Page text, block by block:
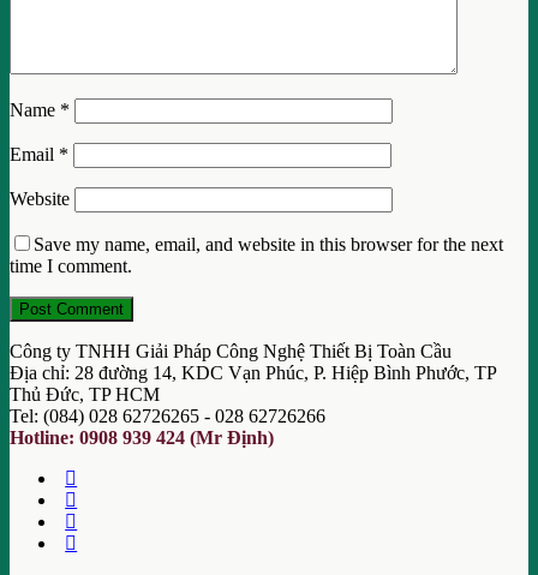
Name *
Email *
Website
Save my name, email, and website in this browser for the next
time I comment.
Công ty TNHH Giải Pháp Công Nghệ Thiết Bị Toàn Cầu
Địa chỉ: 28 đường 14, KDC Vạn Phúc, P. Hiệp Bình Phước, TP
Thủ Đức, TP HCM
Tel: (084) 028 62726265 - 028 62726266
Hotline: 0908 939 424 (Mr Định)